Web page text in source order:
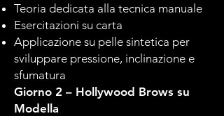
Teoria dedicata alla tecnica manuale
Esercitazioni su carta
Applicazione su pelle sintetica per
sviluppare pressione, inclinazione e
sfumatura
Giorno 2 – Hollywood Brows su
Modella